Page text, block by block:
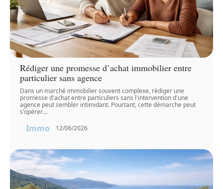
Rédiger une promesse d’achat immobilier entre
particulier sans agence
Dans un marché immobilier souvent complexe, rédiger une
promesse d'achat entre particuliers sans l'intervention d'une
agence peut sembler intimidant. Pourtant, cette démarche peut
s'opérer…
Immo 12/06/2026